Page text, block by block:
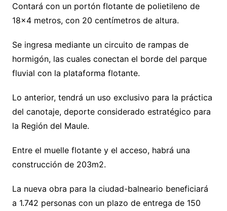
Contará con un portón flotante de polietileno de
18×4 metros, con 20 centímetros de altura.
Se ingresa mediante un circuito de rampas de
hormigón, las cuales conectan el borde del parque
fluvial con la plataforma flotante.
Lo anterior, tendrá un uso exclusivo para la práctica
del canotaje, deporte considerado estratégico para
la Región del Maule.
Entre el muelle flotante y el acceso, habrá una
construcción de 203m2.
La nueva obra para la ciudad-balneario beneficiará
a 1.742 personas con un plazo de entrega de 150